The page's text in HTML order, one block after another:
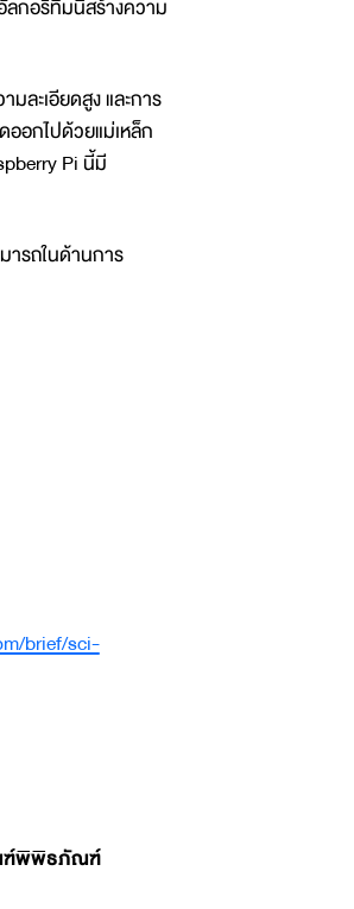
ลกอริทึมนี้สร้างความ
ละเอียดสูง และการ
ออกไปด้วยแม่เหล็ก
Pi นี้มี
ารถในด้านการ
brief/sci-
ณฑ์พิพิธภัณฑ์